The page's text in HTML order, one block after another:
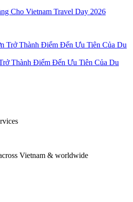
Cho Vietnam Travel Day 2026
Thành Điểm Đến Ưu Tiên Của Du
Vietnam & worldwide